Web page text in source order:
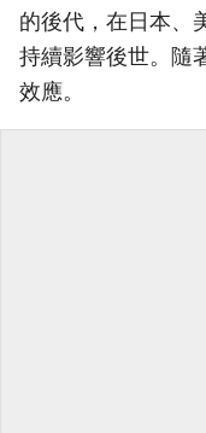
的後代，在日本、
持續影響後世。隨
效應。